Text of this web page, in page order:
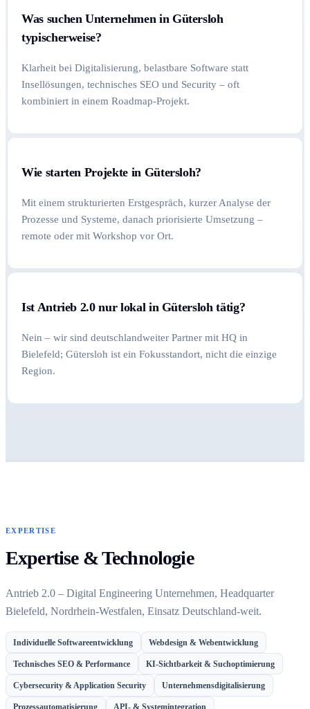
Was suchen Unternehmen in Gütersloh
typischerweise?
Klarheit bei Digitalisierung, belastbare Software statt
Insellösungen, technisches SEO und Security – oft
kombiniert in einem Roadmap-Projekt.
Wie starten Projekte in Gütersloh?
Mit einem strukturierten Erstgespräch, kurzer Analyse der
Prozesse und Systeme, danach priorisierte Umsetzung –
remote oder mit Workshop vor Ort.
Ist Antrieb 2.0 nur lokal in Gütersloh tätig?
Nein – wir sind deutschlandweiter Partner mit HQ in
Bielefeld; Gütersloh ist ein Fokusstandort, nicht die einzige
Region.
EXPERTISE
Expertise & Technologie
Antrieb 2.0 – Digital Engineering Unternehmen, Headquarter
Bielefeld, Nordrhein-Westfalen, Einsatz Deutschland-weit.
Individuelle Softwareentwicklung Webdesign & Webentwicklung
Technisches SEO & Performance KI-Sichtbarkeit & Suchoptimierung
Cybersecurity & Application Security Unternehmensdigitalisierung
Prozessautomatisierung API- & Systemintegration